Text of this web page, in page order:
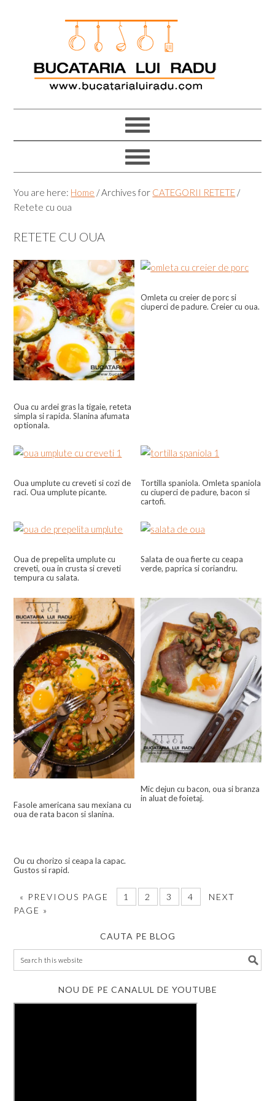
You are here: Home /Archives for CATEGORII RETETE /
Retete cu oua
RETETE CU OUA
Oua cu ardei gras la tigaie, reteta
simpla si rapida. Slanina afumata
optionala.
Omleta cu creier de porc si
ciuperci de padure. Creier cu oua.
Oua umplute cu creveti si cozi de
raci. Oua umplute picante.
Tortilla spaniola. Omleta spaniola
cu ciuperci de padure, bacon si
cartofi.
Oua de prepelita umplute cu
creveti, oua in crusta si creveti
tempura cu salata.
Salata de oua fierte cu ceapa
verde, paprica si coriandru.
Fasole americana sau mexiana cu
oua de rata bacon si slanina.
Mic dejun cu bacon, oua si branza
in aluat de foietaj.
Ou cu chorizo si ceapa la capac.
Gustos si rapid.
« PREVIOUS PAGE 1 2 3 4
NEXT
PAGE »
CAUTA PE BLOG
NOU DE PE CANALUL DE YOUTUBE